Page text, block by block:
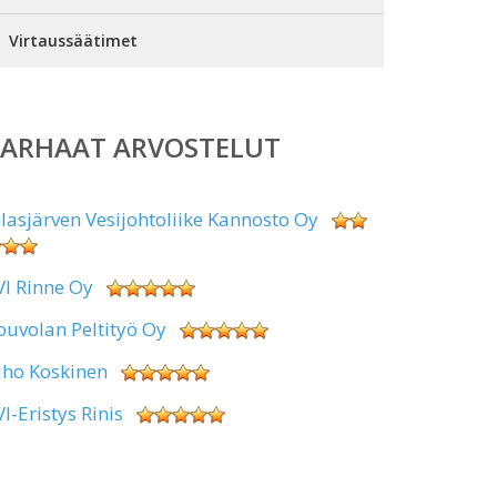
Virtaussäätimet
ARVOSTELUT
Vesijohtoliike Kannosto Oy
Rinne Oy
Peltityö Oy
Koskinen
Eristys Rinis